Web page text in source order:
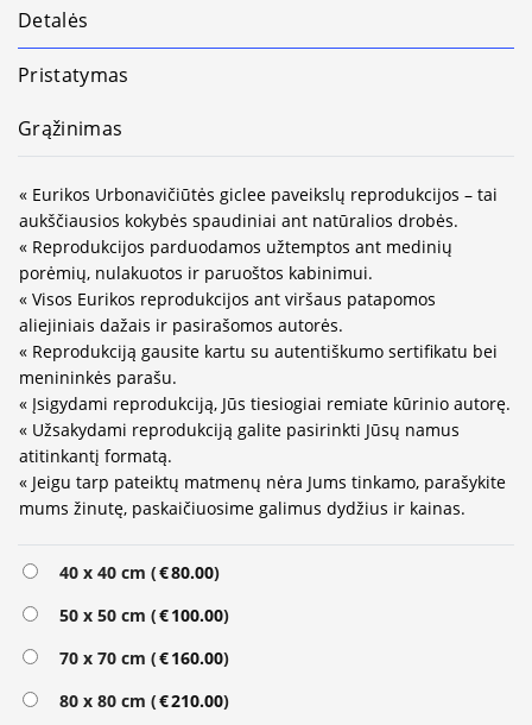
Detalės
Pristatymas
Grąžinimas
« Eurikos Urbonavičiūtės giclee paveikslų reprodukcijos – tai
aukščiausios kokybės spaudiniai ant natūralios drobės.
« Reprodukcijos parduodamos užtemptos ant medinių
porėmių, nulakuotos ir paruoštos kabinimui.
« Visos Eurikos reprodukcijos ant viršaus patapomos
aliejiniais dažais ir pasirašomos autorės.
« Reprodukciją gausite kartu su autentiškumo sertifikatu bei
menininkės parašu.
« Įsigydami reprodukciją, Jūs tiesiogiai remiate kūrinio autorę.
« Užsakydami reprodukciją galite pasirinkti Jūsų namus
atitinkantį formatą.
« Jeigu tarp pateiktų matmenų nėra Jums tinkamo, parašykite
mums žinutę, paskaičiuosime galimus dydžius ir kainas.
40 x 40 cm (€80.00)
50 x 50 cm (€100.00)
70 x 70 cm (€160.00)
80 x 80 cm (€210.00)
Alternative: